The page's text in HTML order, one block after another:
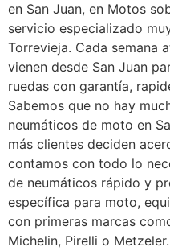
en San Juan, en Motos
servicio especializado
Torrevieja. Cada semana
vienen desde San Juan
ruedas con garantía,
Sabemos que no hay
neumáticos de moto en
más clientes deciden
contamos con todo lo
de neumáticos rápido y
específica para moto,
con primeras marcas
Michelin, Pirelli o Metzeler.